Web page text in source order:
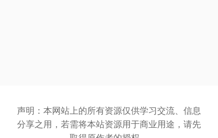
声明：本网站上的所有资源仅供学习交流、信息
分享之用，若需将本站资源用于商业用途，请先